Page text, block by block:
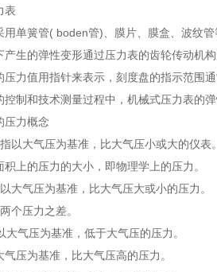
表
用单簧管( boden管)、膜片、膜盒、波纹
产生的弹性变形通过压力表的齿轮传动机
压力值用指针来表示，刻度盘的指示范围通
控制和技术测量过程中，机械式压力表的
压力概念
以大气压为基准，比大气压小或大的仪表。
上的压力的大小，即物理学上的压力。
大气压为基准，比大气压大或小的压力。
个压力之差。
大气压为基准，低于大气压的压力。
气压为基准，比大气压高的压力。